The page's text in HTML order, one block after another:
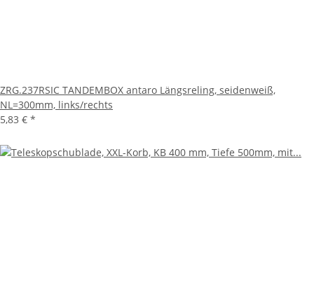
ZRG.237RSIC TANDEMBOX antaro Längsreling, seidenweiß,
NL=300mm, links/rechts
5,83 € *